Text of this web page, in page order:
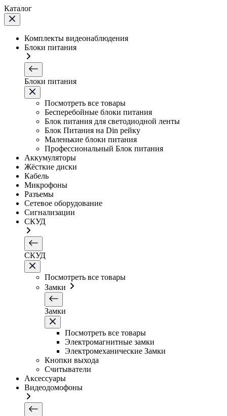
Каталог
Комплекты видеонаблюдения
Блоки питания
Блоки питания
Посмотреть все товары
Бесперебойные блоки питания
Блок питания для светодиодной ленты
Блок Питания на Din рейку
Маленькие блоки питания
Профессиональный Блок питания
Аккумуляторы
Жёсткие диски
Кабель
Микрофоны
Разъемы
Сетевое оборудование
Сигнализации
СКУД
СКУД
Посмотреть все товары
Замки
Замки
Посмотреть все товары
Электромагнитные замки
Электромеханические Замки
Кнопки выхода
Считыватели
Аксессуары
Видеодомофоны